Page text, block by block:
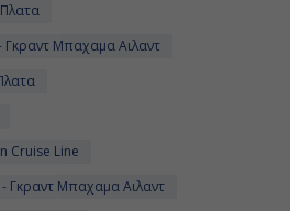
Μπαχαμα Αιλαντ
Cruise Line
Γκραντ Μπαχαμα Αιλαντ